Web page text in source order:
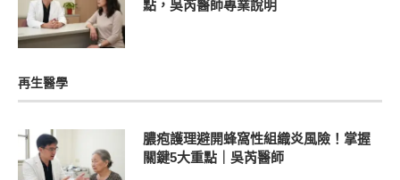
點，吳芮醫師專業說明
再生醫學
膿疱護理避開蜂窩性組織炎風險！掌握
關鍵5大重點｜吳芮醫師